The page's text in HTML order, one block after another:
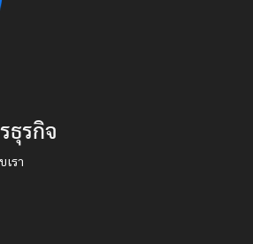
ธุรกิจ
เรา